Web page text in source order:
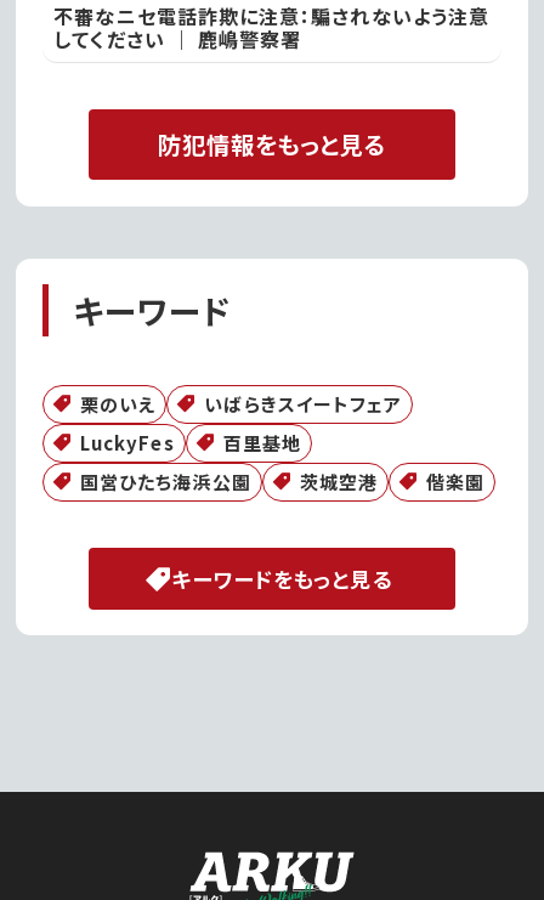
不審なニセ電話詐欺に注意：騙されないよう注意
してください ｜ 鹿嶋警察署
防犯情報をもっと見る
キーワード
栗のいえ
いばらきスイートフェア
LuckyFes
百里基地
国営ひたち海浜公園
茨城空港 偕楽園
キーワードをもっと見る